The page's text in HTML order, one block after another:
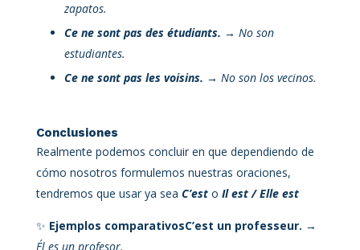
zapatos.
Ce ne sont pas des étudiants. → No son
estudiantes.
Ce ne sont pas les voisins. → No son los vecinos.
Conclusiones
Realmente podemos concluir en que dependiendo de
cómo nosotros formulemos nuestras oraciones,
tendremos que usar ya sea C’esto Il est / Elle est
✨ Ejemplos comparativosC’est un professeur. →
Él es un profesor.